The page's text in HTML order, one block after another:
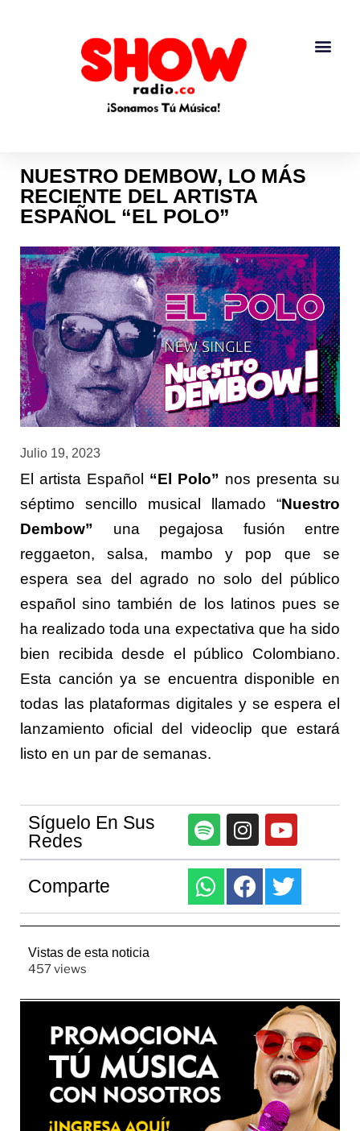
NUESTRO DEMBOW, LO MÁS
RECIENTE DEL ARTISTA
ESPAÑOL “EL POLO”
Julio 19, 2023
El artista Español “El Polo” nos presenta su
séptimo sencillo musical llamado “Nuestro
Dembow” una pegajosa fusión entre
reggaeton, salsa, mambo y pop que se
espera sea del agrado no solo del público
español sino también de los latinos pues se
ha realizado toda una expectativa que ha sido
bien recibida desde el público Colombiano.
Esta canción ya se encuentra disponible en
todas las plataformas digitales y se espera el
lanzamiento oficial del videoclip que estará
listo en un par de semanas.
Síguelo En Sus
Redes
Comparte
Vistas de esta noticia
457 views